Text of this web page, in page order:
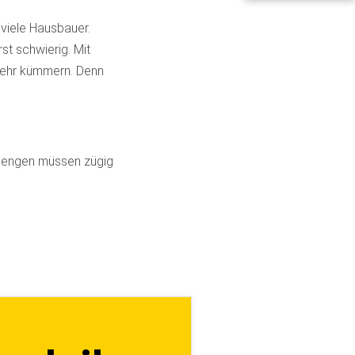
Hausbauer.
schwierig. Mit
kümmern. Denn
müssen zügig